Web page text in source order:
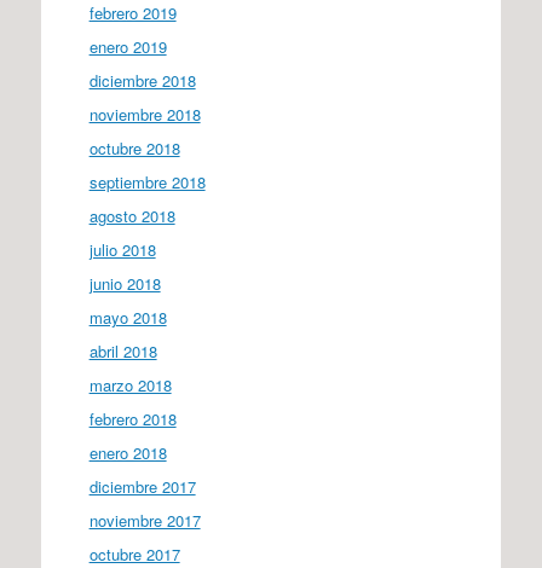
febrero 2019
enero 2019
diciembre 2018
noviembre 2018
octubre 2018
septiembre 2018
agosto 2018
julio 2018
junio 2018
mayo 2018
abril 2018
marzo 2018
febrero 2018
enero 2018
diciembre 2017
noviembre 2017
octubre 2017